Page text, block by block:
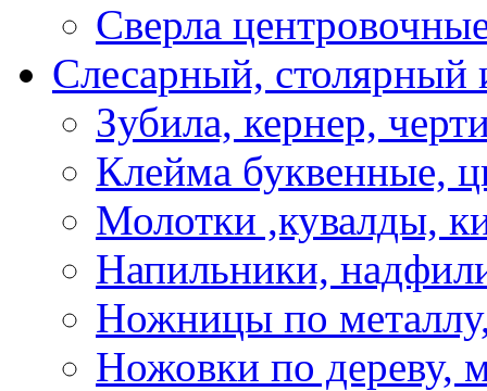
Сверла
Слесарный, столярный
Зубила, кернер,
Клейма буквенные,
Молотки ,кувалды,
Напильники,
Ножницы по
Ножовки по дереву,